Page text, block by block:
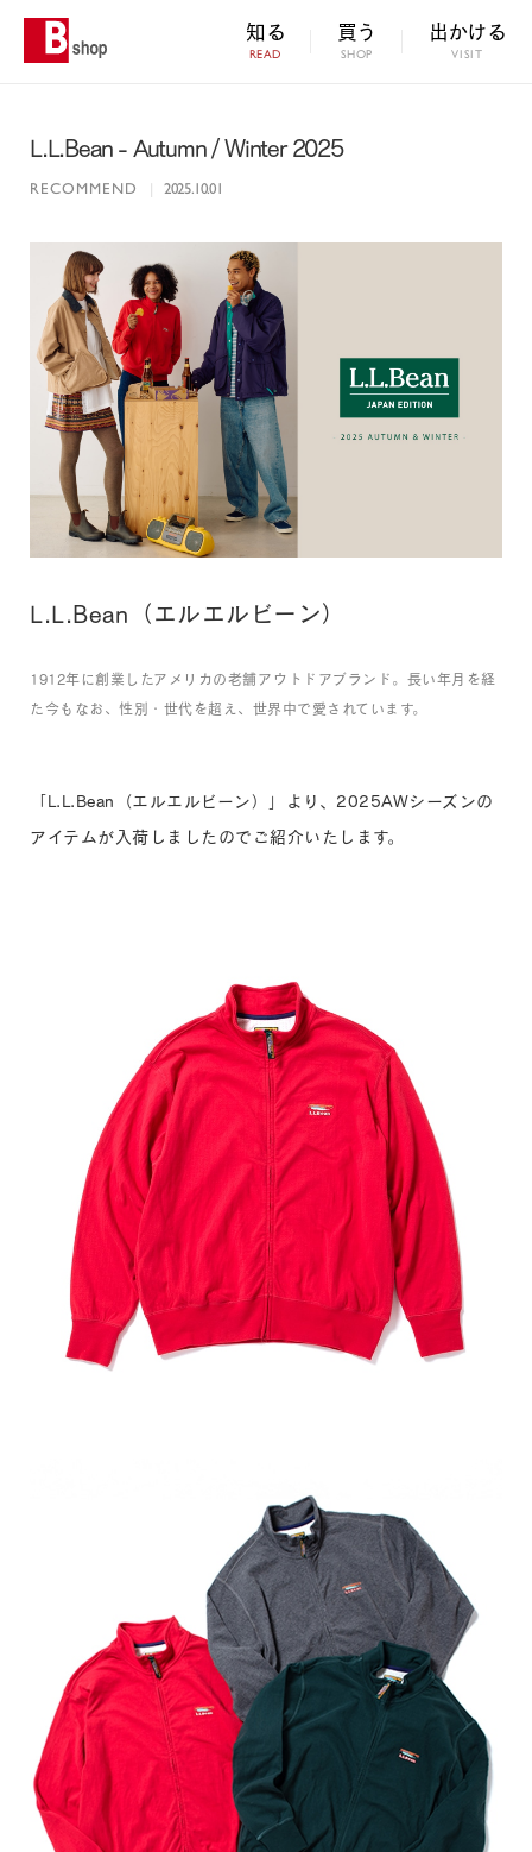
知る
READ
買う
SHOP
出かける
VISIT
L.L.Bean - Autumn / Winter 2025
RECOMMEND | 2025.10.01
L.L.Bean（エルエルビーン）
1912年に創業したアメリカの老舗アウトドアブランド。長い年月を経
た今もなお、性別・世代を超え、世界中で愛されています。
「L.L.Bean（エルエルビーン）」より、2025AWシーズンの
アイテムが入荷しましたのでご紹介いたします。